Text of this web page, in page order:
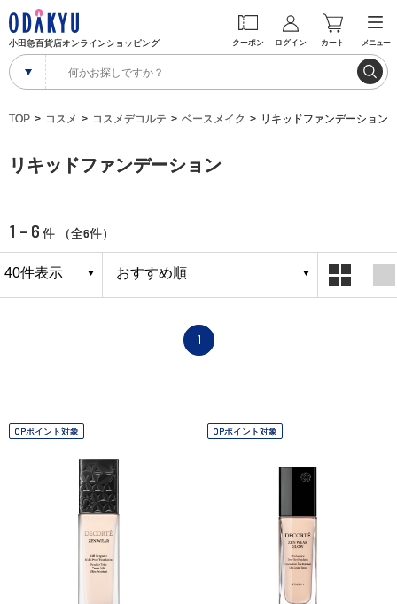
小田急百貨店オンラインショッピング クーポン ログイン カート メニュー
TOP コスメ コスメデコルテ ベースメイク リキッドファンデーション
リキッドファンデーション
1 - 6 件 （全6件）
1
OPポイント対象 OPポイント対象